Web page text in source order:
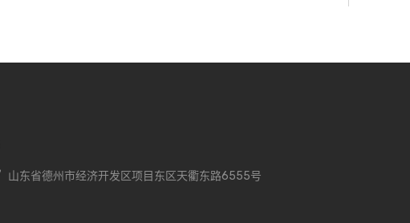
山东省德州市经济开发区项目东区天衢东路6555号